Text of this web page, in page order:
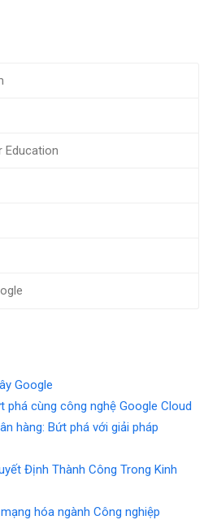
Education
Google
phá cùng công nghệ Google Cloud
hàng: Bứt phá với giải pháp
Định Thành Công Trong Kinh
hóa ngành Công nghiệp